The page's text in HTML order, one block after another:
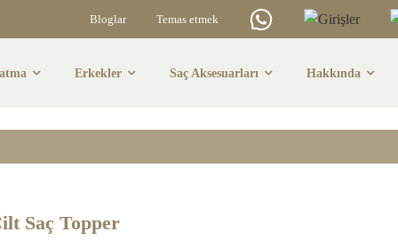
Bloglar Temas etmek
Erkekler Saç Aksesuarları Hakkında
Cilt Saç Topper
Saç Topper